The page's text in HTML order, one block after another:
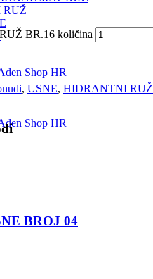
RUŽ
BR.16 količina
, USNE, HIDRANTNI RUŽ
BROJ 04